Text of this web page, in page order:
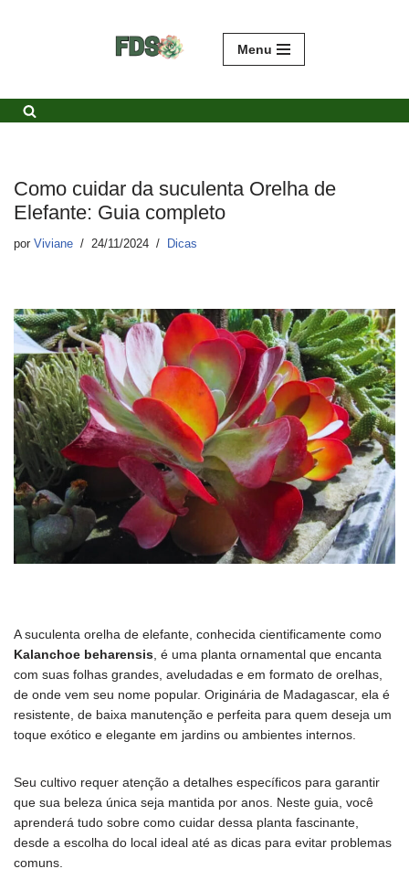
conteúdo
Menu
Como cuidar da suculenta Orelha de
Elefante: Guia completo
por Viviane 24/11/2024 Dicas
A suculenta orelha de elefante, conhecida cientificamente como
Kalanchoe beharensis , é uma planta ornamental que encanta
com suas folhas grandes, aveludadas e em formato de orelhas,
de onde vem seu nome popular. Originária de Madagascar, ela é
resistente, de baixa manutenção e perfeita para quem deseja um
toque exótico e elegante em jardins ou ambientes internos.
Seu cultivo requer atenção a detalhes específicos para garantir
que sua beleza única seja mantida por anos. Neste guia, você
aprenderá tudo sobre como cuidar dessa planta fascinante,
desde a escolha do local ideal até as dicas para evitar problemas
comuns.